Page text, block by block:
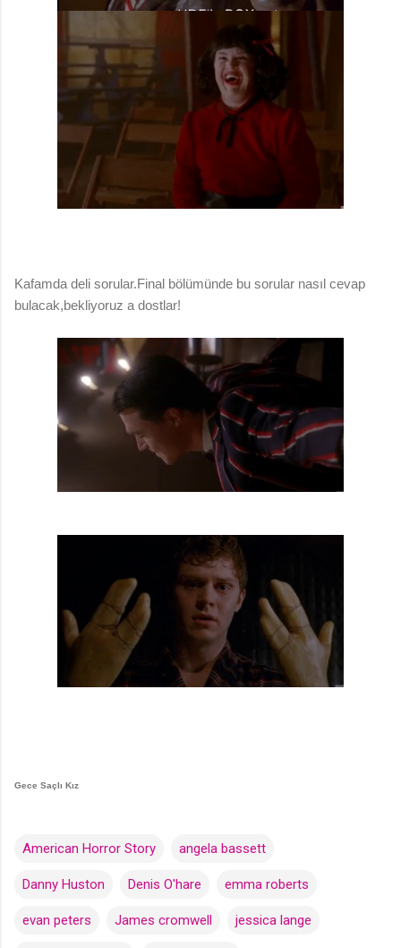
Kafamda deli sorular.Final bölümünde bu sorular nasıl cevap
bulacak,bekliyoruz a dostlar!
Gece Saçlı Kız
American Horror Story angela bassett
Danny Huston Denis O'hare emma roberts
evan peters James cromwell jessica lange